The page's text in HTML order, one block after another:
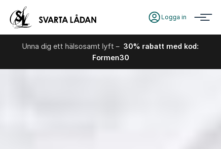
Logga in
Unna dig ett hälsosamt lyft – 30% rabatt med kod:
Formen30